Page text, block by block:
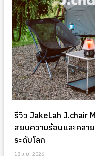
รีวิว JakeLah J.chair
สยบความร้อนและคลา
ระดับโลก